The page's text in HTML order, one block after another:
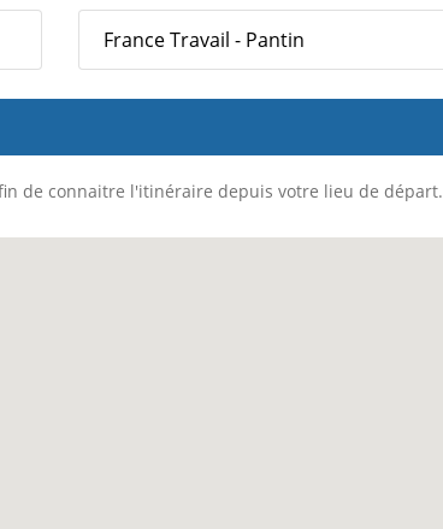
France Travail - Pantin
de connaitre l'itinéraire depuis votre lieu de départ.